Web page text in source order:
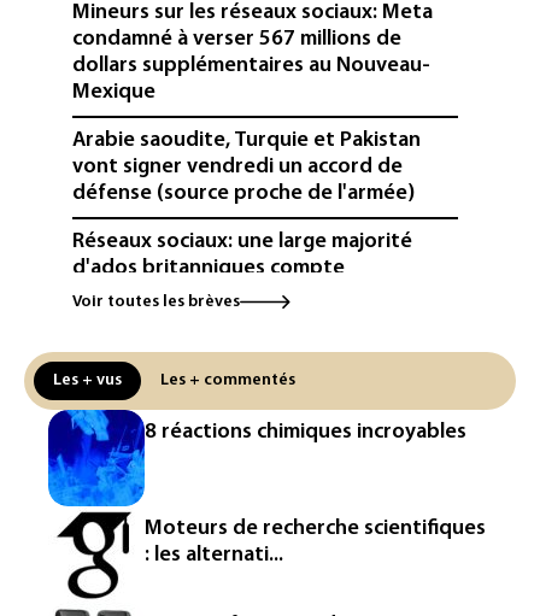
Mineurs sur les réseaux sociaux: Meta
condamné à verser 567 millions de
dollars supplémentaires au Nouveau-
Mexique
Arabie saoudite, Turquie et Pakistan
vont signer vendredi un accord de
défense (source proche de l'armée)
Réseaux sociaux: une large majorité
d'ados britanniques compte
contourner le couvre-feu (sondage)
un matériau clé dominé par la Chine
Les Etats-Unis veulent contrôler la
production d'un composant des
semiconducteurs et panneaux solaires
Washington étend le contrôle des
réseaux sociaux des étrangers
demandeurs de visas
Voir toutes les brèves
Les + vus Les + commentés
8 réactions chimiques incroyables
Moteurs de recherche scientifiques
: les alternati...